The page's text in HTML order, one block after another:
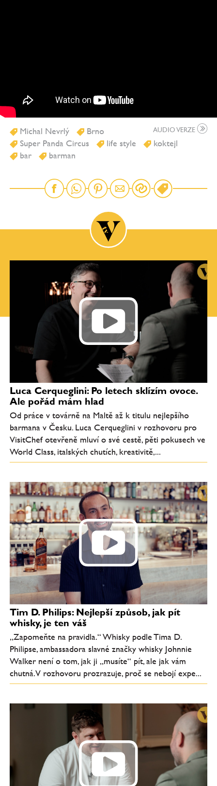
AUDIO VERZE
Michal Nevrlý
Brno
Super Panda Circus
life style
koktejl
bar
barman
Luca Cerqueglini: Po letech sklízím ovoce.
Ale pořád mám hlad
Od práce v továrně na Maltě až k titulu nejlepšího
barmana v Česku. Luca Cerqueglini v rozhovoru pro
VisitChef otevřeně mluví o své cestě, pěti pokusech ve
World Class, italských chutích, kreativitě,...
Tim D. Philips: Nejlepší způsob, jak pít
whisky, je ten váš
„Zapomeňte na pravidla.“ Whisky podle Tima D.
Philipse, ambassadora slavné značky whisky Johnnie
Walker není o tom, jak ji „musíte“ pít, ale jak vám
chutná. V rozhovoru prozrazuje, proč se nebojí expe...